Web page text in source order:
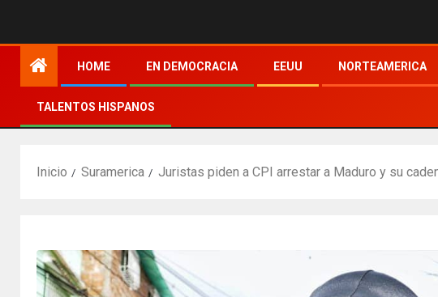
HOME EN DEMOCRACIA EEUU NORTEAMERICA
TALENTOS HISPANOS
Inicio Suramerica Juristas piden a CPI arrestar a Maduro y su